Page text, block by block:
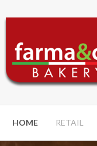
HOME RETAIL